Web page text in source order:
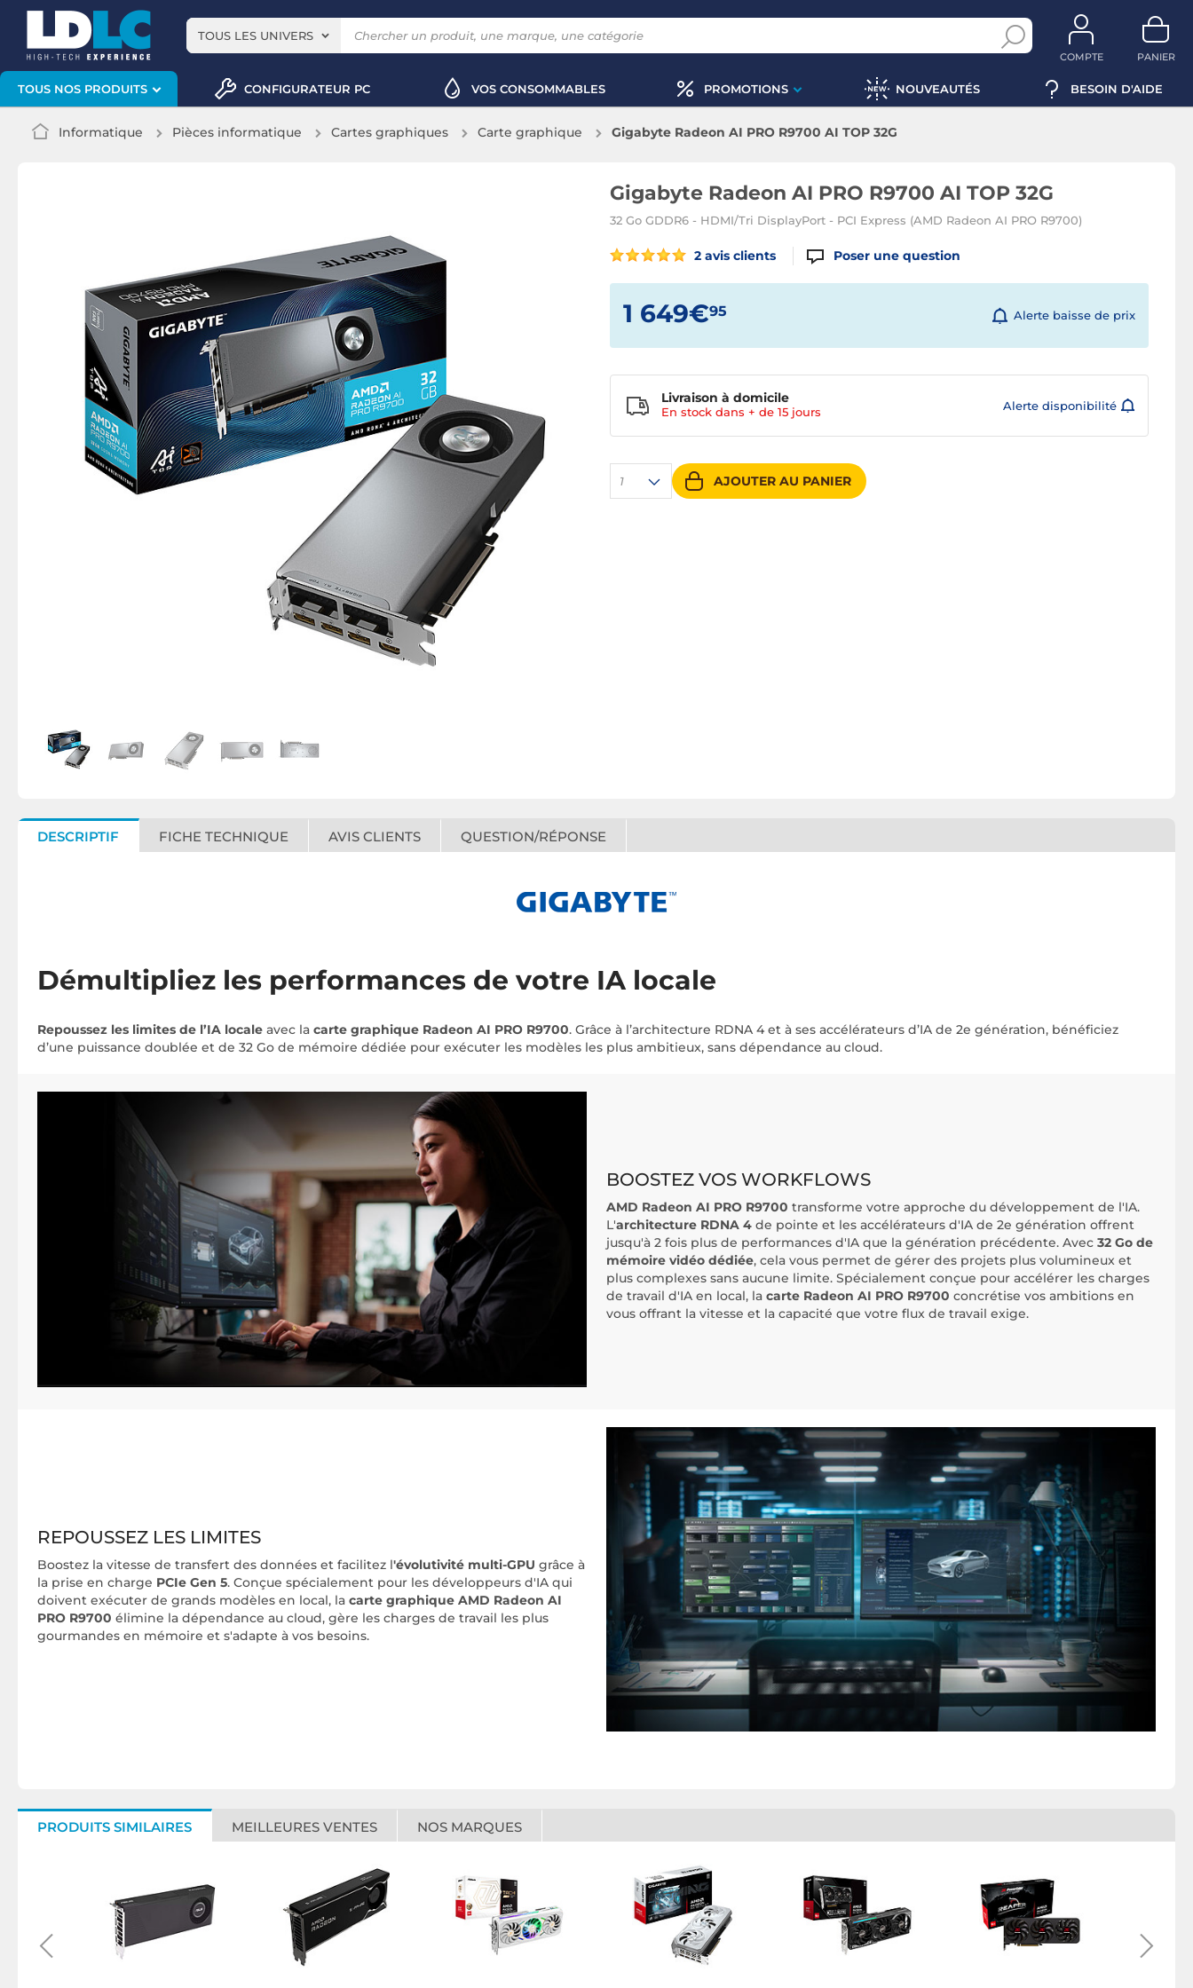
TOUS LES UNIVERS
COMPTE PANIER
TOUS NOS PRODUITS CONFIGURATEUR PC VOS CONSOMMABLES PROMOTIONS NOUVEAUTÉS BESOIN D'AIDE
Informatique Pièces informatique Cartes graphiques Carte graphique Gigabyte Radeon AI PRO R9700 AI TOP 32G
Gigabyte Radeon AI PRO R9700 AI TOP 32G
32 Go GDDR6 - HDMI/Tri DisplayPort - PCI Express (AMD Radeon AI PRO R9700)
2 avis clients Poser une question
1 649€95 Alerte baisse de prix
1 AJOUTER AU PANIER
Livraison à domicile
En stock dans + de 15 jours Alerte disponibilité
DESCRIPTIF FICHE TECHNIQUE AVIS CLIENTS QUESTION/RÉPONSE
Démultipliez les performances de votre IA locale
Repoussez les limites de l’IA locale avec la carte graphique Radeon AI PRO R9700. Grâce à l’architecture RDNA 4 et à ses accélérateurs d’IA de 2e génération, bénéficiez
d’une puissance doublée et de 32 Go de mémoire dédiée pour exécuter les modèles les plus ambitieux, sans dépendance au cloud.
BOOSTEZ VOS WORKFLOWS
AMD Radeon AI PRO R9700 transforme votre approche du développement de l'IA.
L'architecture RDNA 4 de pointe et les accélérateurs d'IA de 2e génération offrent
jusqu'à 2 fois plus de performances d'IA que la génération précédente. Avec 32 Go de
mémoire vidéo dédiée, cela vous permet de gérer des projets plus volumineux et
plus complexes sans aucune limite. Spécialement conçue pour accélérer les charges
de travail d'IA en local, la carte Radeon AI PRO R9700 concrétise vos ambitions en
vous offrant la vitesse et la capacité que votre flux de travail exige.
REPOUSSEZ LES LIMITES
Boostez la vitesse de transfert des données et facilitez l'évolutivité multi-GPU grâce à
la prise en charge PCIe Gen 5. Conçue spécialement pour les développeurs d'IA qui
doivent exécuter de grands modèles en local, la carte graphique AMD Radeon AI
PRO R9700 élimine la dépendance au cloud, gère les charges de travail les plus
gourmandes en mémoire et s'adapte à vos besoins.
PRODUITS SIMILAIRES MEILLEURES VENTES NOS MARQUES